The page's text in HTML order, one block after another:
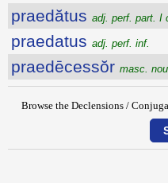
praedătus adj. perf. part. I
praedatus adj. perf. inf.
praedēcessŏr masc.
Browse the Declensions /